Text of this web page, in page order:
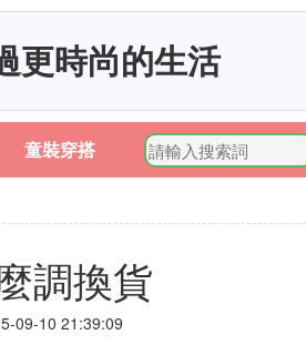
更時尚的生活
童裝穿搭
調換貨
09-10 21:39:09